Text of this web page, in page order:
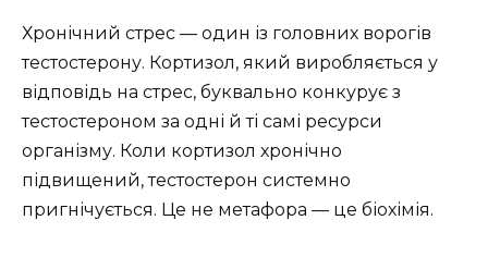
Хронічний стрес — один із головних ворогів
тестостерону. Кортизол, який виробляється у
відповідь на стрес, буквально конкурує з
тестостероном за одні й ті самі ресурси
організму. Коли кортизол хронічно
підвищений, тестостерон системно
пригнічується. Це не метафора — це біохімія.